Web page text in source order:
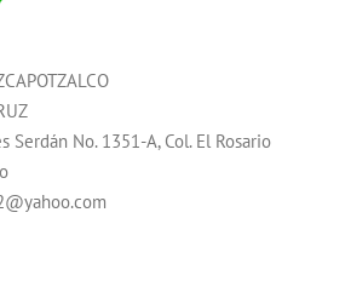
Serdán No. 1351-A, Col. El Rosario